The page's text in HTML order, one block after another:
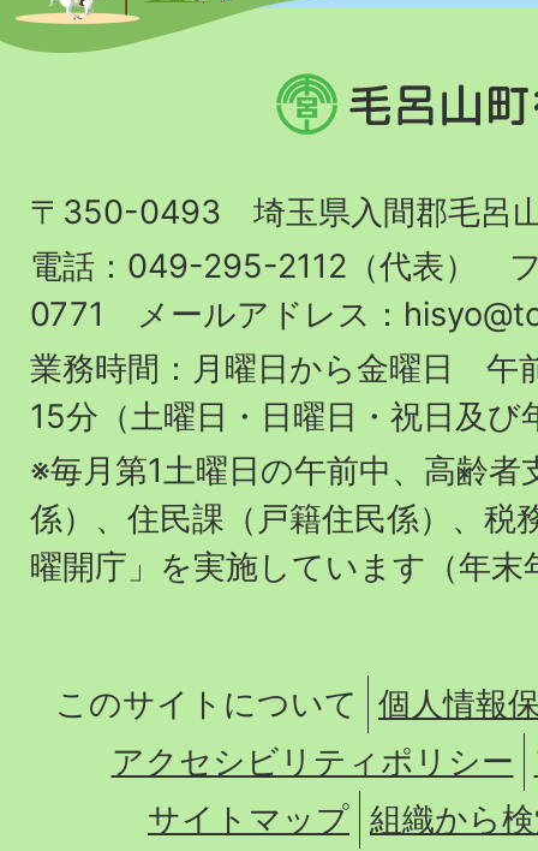
毛
呂
町
役
場
〒350-0493 埼玉県入間郡毛呂
電話：049-295-2112（代表）
0771 メールアドレス：
業務時間：月曜日から金曜日 午
15分（土曜日・日曜日・祝日及び
※毎月第1土曜日の午前中、高齢者
係）、住民課（戸籍住民係）、税
曜開庁」を実施しています（年末
このサイトについて
個人情報
アクセシビリティポリシー
サイトマップ 組織から